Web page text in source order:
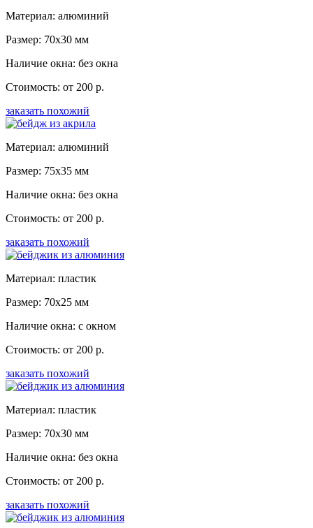
Материал: алюминий
Размер: 70x30 мм
Наличие окна: без окна
Стоимость: от 200 р.
заказать похожий
Материал: алюминий
Размер: 75x35 мм
Наличие окна: без окна
Стоимость: от 200 р.
заказать похожий
Материал: пластик
Размер: 70x25 мм
Наличие окна: с окном
Стоимость: от 200 р.
заказать похожий
Материал: пластик
Размер: 70x30 мм
Наличие окна: без окна
Стоимость: от 200 р.
заказать похожий